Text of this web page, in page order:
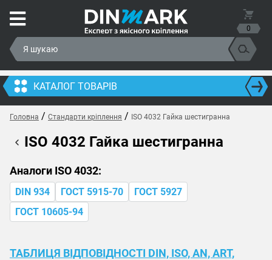
0
КАТАЛОГ ТОВАРІВ
Головна / Стандарти кріплення / ISO 4032 Гайка шестигранна
ISO 4032 Гайка шестигранна
Аналоги ISO 4032:
ТАБЛИЦЯ ВІДПОВІДНОСТІ DIN, ISO, AN, ART,
DIN 934 ГОСТ 5915-70
ГОСТ 5927
ГОСТ 10605-94